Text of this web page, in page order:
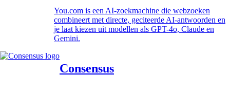
You.com is een AI-zoekmachine die webzoeken
combineert met directe, geciteerde AI-antwoorden en
je laat kiezen uit modellen als GPT-4o, Claude en
Gemini.
Consensus